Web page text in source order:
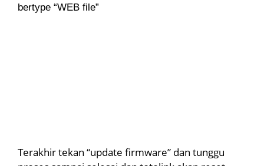
bertype “WEB file”
Terakhir tekan “update firmware” dan tunggu